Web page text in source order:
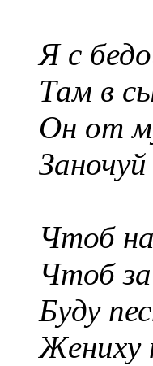
Я с
Там в
Он от
Чтоб на
Чтоб
Буду
Жениху